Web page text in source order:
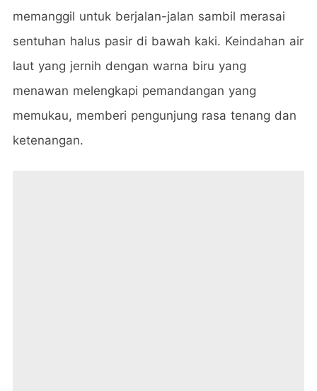
memanggil untuk berjalan-jalan sambil merasai
sentuhan halus pasir di bawah kaki. Keindahan air
laut yang jernih dengan warna biru yang
menawan melengkapi pemandangan yang
memukau, memberi pengunjung rasa tenang dan
ketenangan.